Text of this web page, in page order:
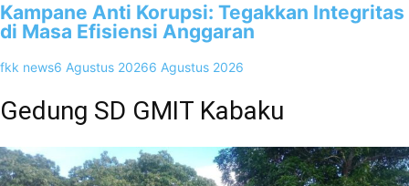
Kampane Anti Korupsi: Tegakkan Integritas
di Masa Efisiensi Anggaran
fkk news6 Agustus 20266 Agustus 2026
Gedung SD GMIT Kabaku